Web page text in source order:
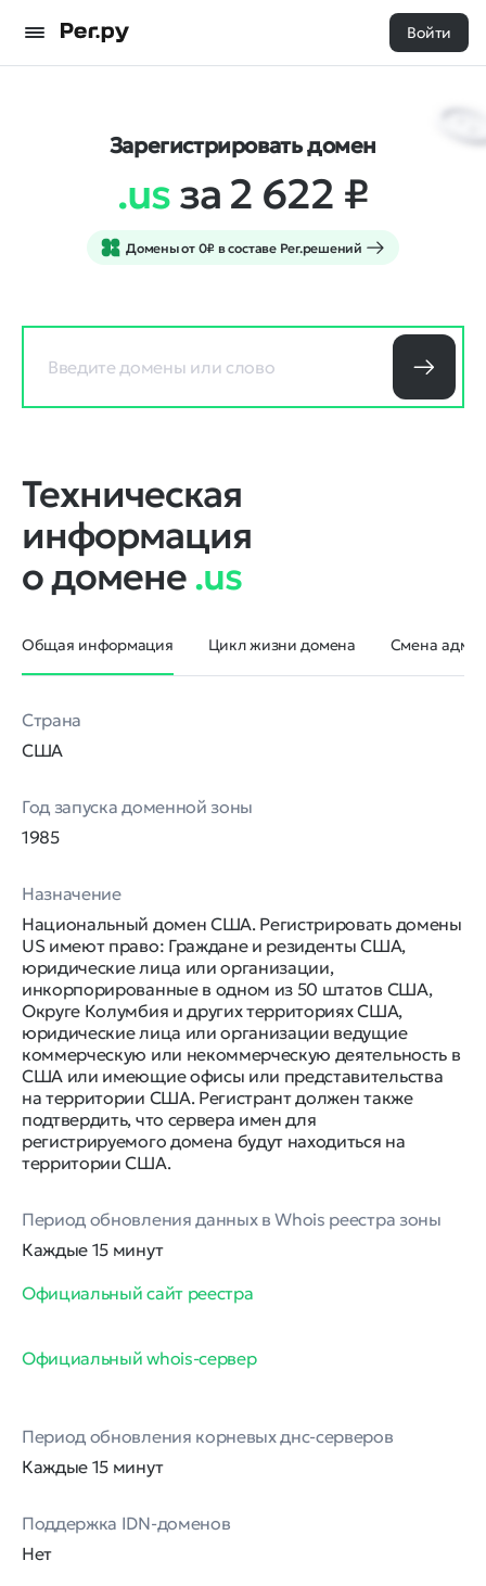
Войти
Зарегистрировать домен
.usза 2 622 ₽
Домены от 0₽ в составе Рег.решений
Техническая
информация
о домене.us
Общая информация Цикл жизни домена Смена
Страна
США
Год запуска доменной зоны
1985
Назначение
Национальный домен США. Регистрировать домены
US имеют право: Граждане и резиденты США,
юридические лица или организации,
инкорпорированные в одном из 50 штатов США,
Округе Колумбия и других территориях США,
юридические лица или организации ведущие
коммерческую или некоммерческую деятельность в
США или имеющие офисы или представительства
на территории США. Регистрант должен также
подтвердить, что сервера имен для
регистрируемого домена будут находиться на
территории США.
Период обновления данных в Whois реестра зоны
Каждые 15 минут
Официальный сайт реестра
Официальный whois-сервер
Период обновления корневых днс-серверов
Каждые 15 минут
Поддержка IDN-доменов
Нет